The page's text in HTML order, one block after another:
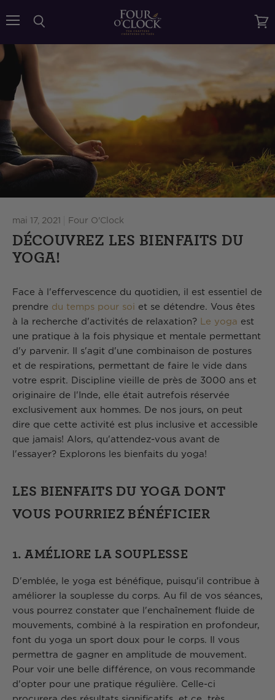
le
mai 17, 2021 Four O'Clock
DÉCOUVREZ LES BIENFAITS DU
YOGA!
Face à l'effervescence du quotidien, il est essentiel de
prendre du temps pour soi et se détendre. Vous êtes
à la recherche d'activités de relaxation?
Le yoga est
une pratique à la fois physique et mentale permettant
d'y parvenir. Il s'agit d'une combinaison de postures
et de respirations, permettant de faire le vide dans
votre esprit. Discipline vieille de près de 3000 ans et
originaire de l'Inde, elle était autrefois réservée
exclusivement aux hommes. De nos jours, on peut
dire que cette activité est plus inclusive et accessible
que jamais! Alors, qu'attendez-vous avant de
l'essayer? Explorons les bienfaits du yoga!
LES BIENFAITS DU YOGA DONT
VOUS POURRIEZ BÉNÉFICIER
1. AMÉLIORE LA SOUPLESSE
D'emblée, le yoga est bénéfique, puisqu'il contribue à
améliorer la souplesse du corps. Au fil de vos séances,
vous pourrez constater que l'enchaînement fluide de
mouvements, combiné à la respiration en profondeur,
font du yoga un sport doux pour le corps. Il vous
permettra de gagner en amplitude de mouvement.
Pour voir une belle différence, on vous recommande
d'opter pour une pratique régulière. Celle-ci
{{currency}}{{discount}} undefined
View Cart